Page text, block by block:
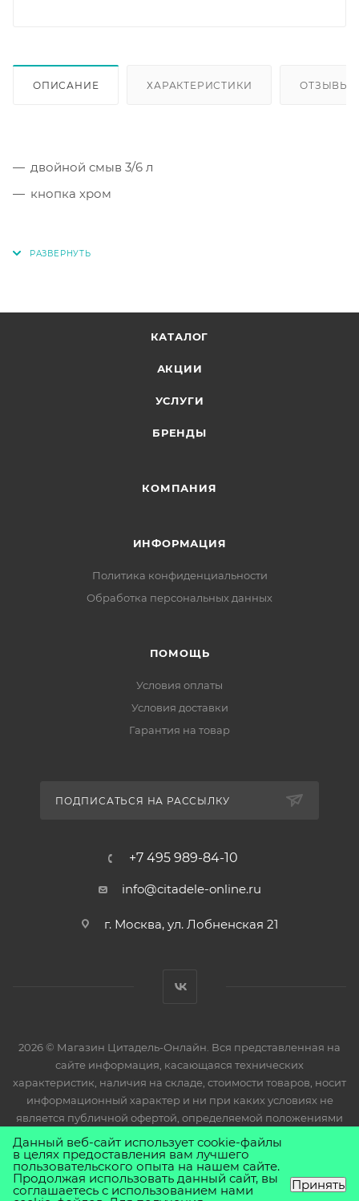
ОПИСАНИЕ ХАРАКТЕРИСТИКИ ОТЗЫВЫ
двойной смыв 3/6 л
кнопка хром
КАТАЛОГ
АКЦИИ
УСЛУГИ
БРЕНДЫ
КОМПАНИЯ
ИНФОРМАЦИЯ
Политика конфиденциальности
Обработка персональных данных
ПОМОЩЬ
Условия оплаты
Условия доставки
Гарантия на товар
ПОДПИСАТЬСЯ НА РАССЫЛКУ
+7 495 989-84-10
info@citadele-online.ru
г. Москва, ул. Лобненская 21
2026 © Магазин Цитадель-Онлайн. Вся представленная на
сайте информация, касающаяся технических
характеристик, наличия на складе, стоимости товаров, носит
информационный характер и ни при каких условиях не
является публичной офертой, определяемой положениями
Статьи 437(2) Гражданского кодекса РФ.
Данный веб-сайт использует cookie-файлы
в целях предоставления вам лучшего
пользовательского опыта на нашем сайте.
Продолжая использовать данный сайт, вы
соглашаетесь с использованием нами Принять